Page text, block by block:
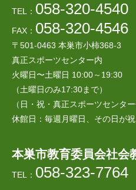
TEL： 058-320-4540
FAX： 058-320-4546
〒501-0463 本巣市小柿368-3
真正スポーツセンター内
火曜日〜土曜日 10:00～19:30
（土曜日のみ17:30まで）
（日・祝・真正スポーツセンタ
休館日：毎週月曜日、その日が
本巣市教育委員会社会
TEL： 058-323-7764